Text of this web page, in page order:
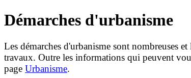
Démarches d'urbanisme
Les démarches d'urbanisme sont nombreuses
travaux. Outre les informations qui peuvent
page Urbanisme.